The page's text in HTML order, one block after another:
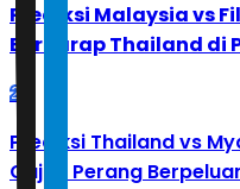
Prediksi Malaysia vs
Berharap Thailand di
2
Prediksi Thailand vs
Gajah Perang